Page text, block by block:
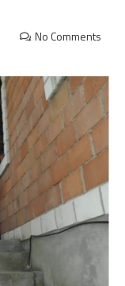
No Comments